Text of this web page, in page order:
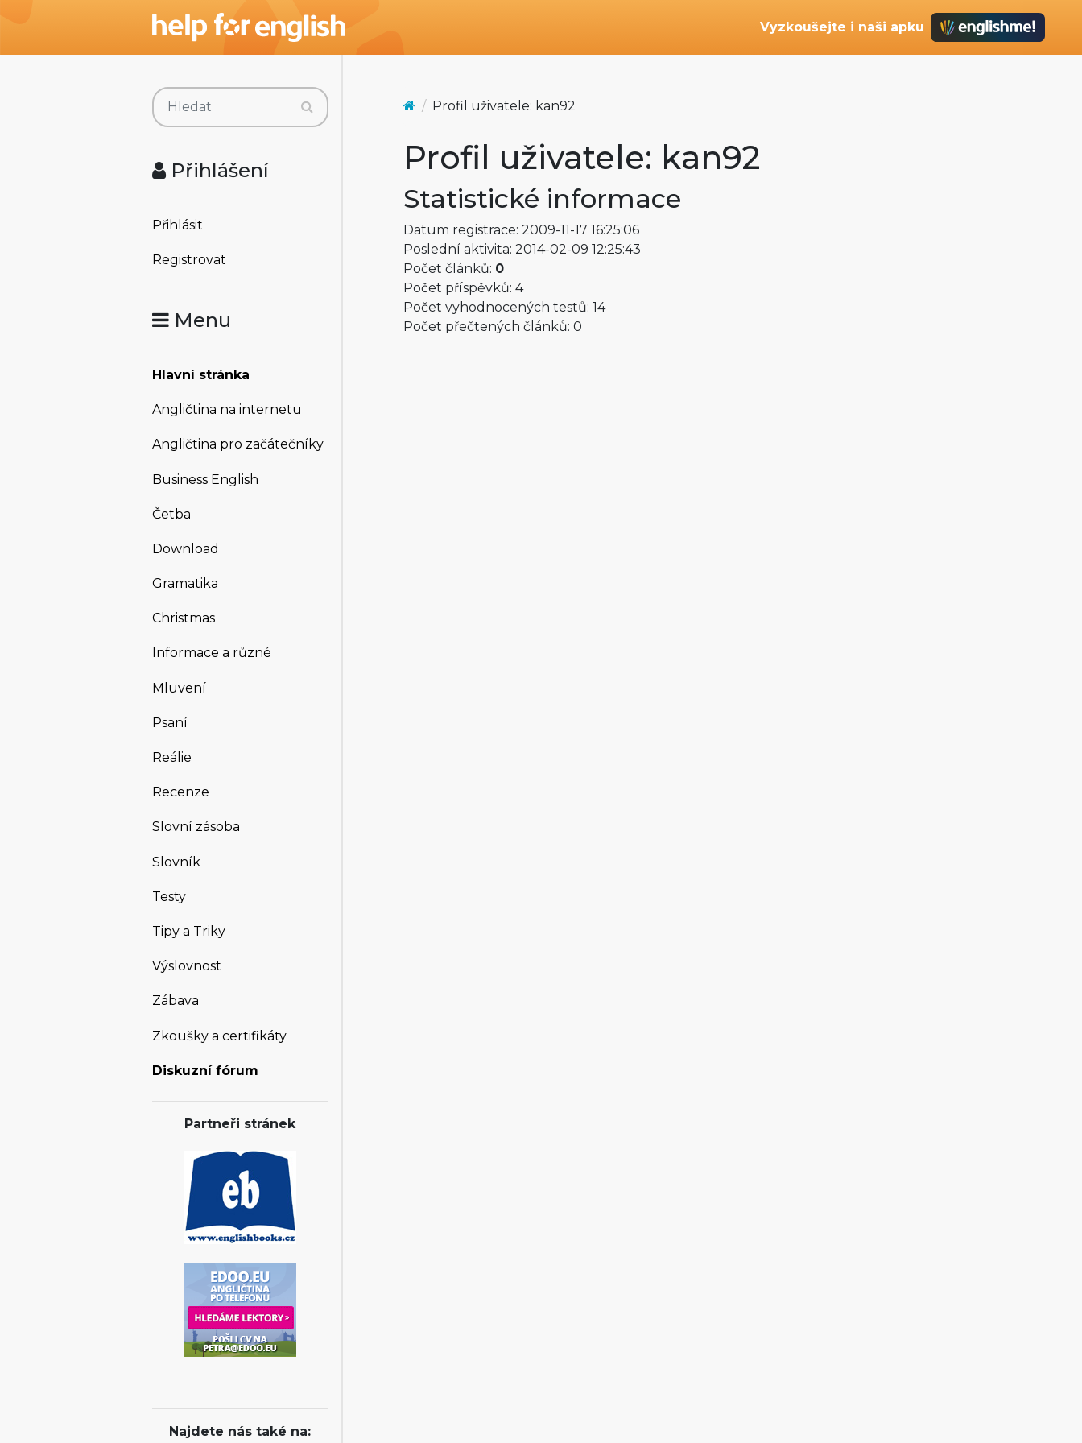
Vyzkoušejte i naši apku
Přihlášení
Přihlásit
Registrovat
Menu
Hlavní stránka
Angličtina na internetu
Angličtina pro začátečníky
Business English
Četba
Download
Gramatika
Christmas
Informace a různé
Mluvení
Psaní
Reálie
Recenze
Slovní zásoba
Slovník
Testy
Tipy a Triky
Výslovnost
Zábava
Zkoušky a certifikáty
Diskuzní fórum
Partneři stránek
Najdete nás také na:
Profil uživatele: kan92
Profil uživatele: kan92
Statistické informace
Datum registrace: 2009-11-17 16:25:06
Poslední aktivita: 2014-02-09 12:25:43
Počet článků: 0
Počet příspěvků: 4
Počet vyhodnocených testů: 14
Počet přečtených článků: 0